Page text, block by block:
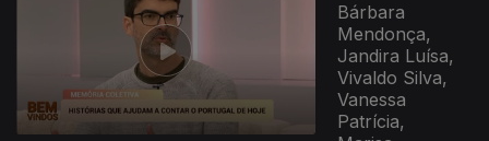
Bárbara
Mendonça,
Jandira Luísa,
Vivaldo Silva,
Vanessa
Patrícia,